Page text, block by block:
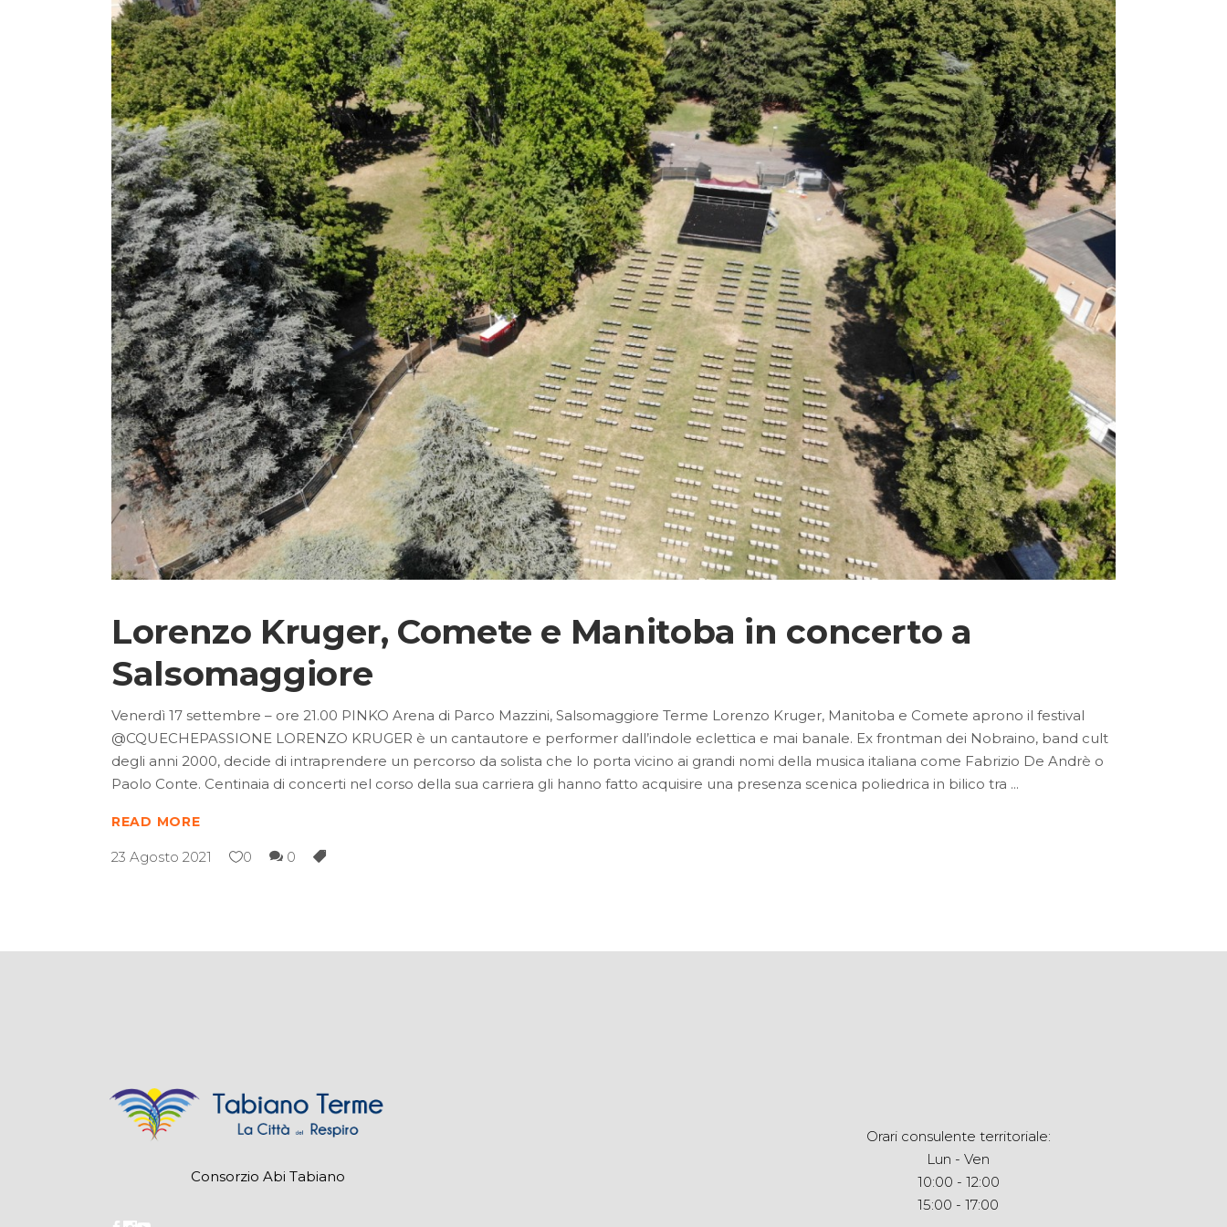
Lorenzo Kruger, Comete e Manitoba in concerto a
Salsomaggiore
Venerdì 17 settembre – ore 21.00 PINKO Arena di Parco Mazzini, Salsomaggiore Terme Lorenzo Kruger, Manitoba e Comete aprono il festival
@CQUECHEPASSIONE LORENZO KRUGER è un cantautore e performer dall’indole eclettica e mai banale. Ex frontman dei Nobraino, band cult
degli anni 2000, decide di intraprendere un percorso da solista che lo porta vicino ai grandi nomi della musica italiana come Fabrizio De Andrè o
Paolo Conte. Centinaia di concerti nel corso della sua carriera gli hanno fatto acquisire una presenza scenica poliedrica in bilico tra
READ MORE
23 Agosto 2021 0 0
Consorzio Abi Tabiano
Orari consulente territoriale:
Lun - Ven
10:00 - 12:00
15:00 - 17:00